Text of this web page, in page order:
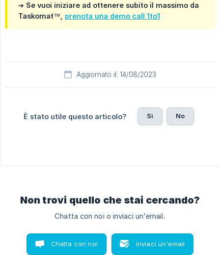
➔ Se vuoi iniziare ad ottenere subito il massimo da
Taskomat™, prenota una demo call 1to1
Aggiornato il: 14/08/2023
È stato utile questo articolo? Sì No
Non trovi quello che stai cercando?
Chatta con noi o inviaci un'email.
Chatta con noi Inviaci un'email